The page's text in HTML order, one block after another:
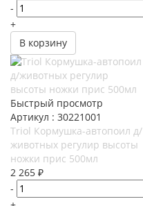
-
+
В корзину
Быстрый просмотр
Артикул : 30221001
Triol Кормушка-автопоил д/
животных регулир высоты
ножки прис 500мл
2 265 ₽
-